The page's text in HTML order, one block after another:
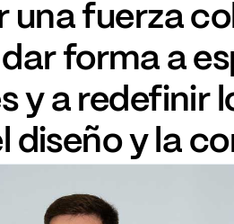
una fuerza
dar forma a
y a redefinir
diseño y la